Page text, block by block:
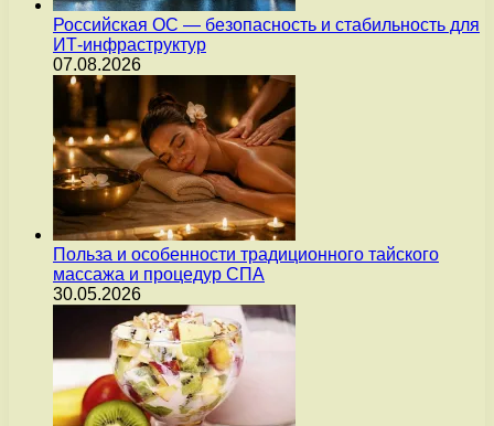
Российская ОС — безопасность и стабильность для
ИТ-инфраструктур
07.08.2026
Польза и особенности традиционного тайского
массажа и процедур СПА
30.05.2026